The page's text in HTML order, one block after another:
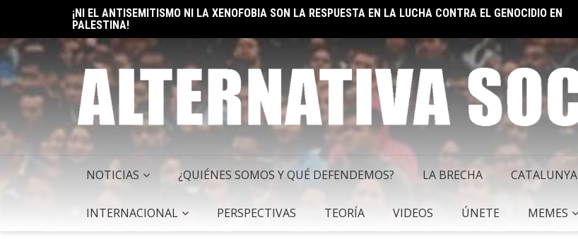
content
ELON MUSK: UN BILLÓN Y UNO RAZONES PARA SER SOCIALISTA
NOTICIAS ¿QUIÉNES SOMOS Y QUÉ DEFENDEMOS? LA BRECHA CATALUNYA
INTERNACIONAL PERSPECTIVAS TEORÍA VIDEOS ÚNETE MEMES